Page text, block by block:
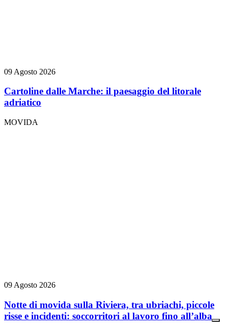
09 Agosto 2026
Cartoline dalle Marche: il paesaggio del litorale
adriatico
MOVIDA
09 Agosto 2026
Notte di movida sulla Riviera, tra ubriachi, piccole
risse e incidenti: soccorritori al lavoro fino all’alba